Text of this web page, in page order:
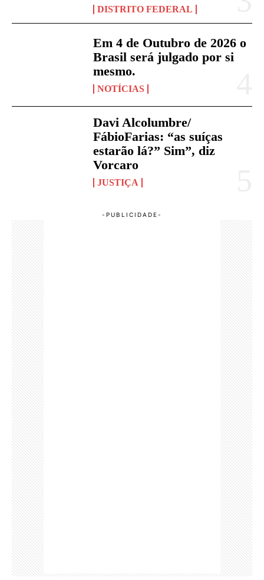
DISTRITO FEDERAL
Em 4 de Outubro de 2026 o
Brasil será julgado por si
mesmo.
NOTÍCIAS
Davi Alcolumbre/
FábioFarias: “as suíças
estarão lá?” Sim”, diz
Vorcaro
JUSTIÇA